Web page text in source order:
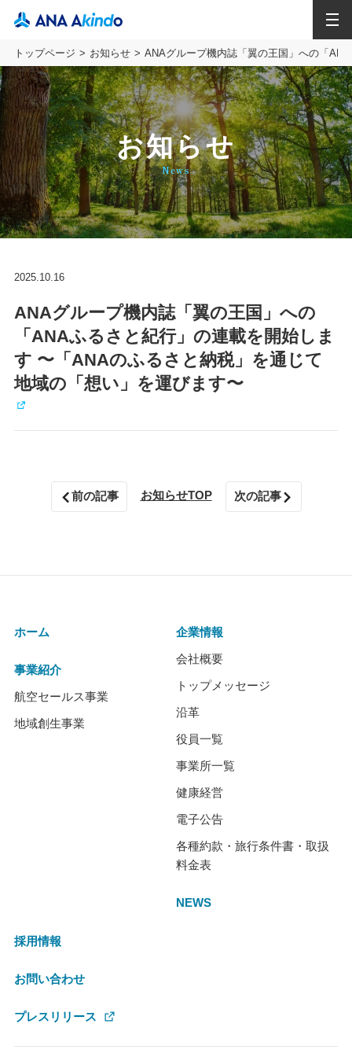
トップページ お知らせ ANAグループ機内誌「翼の王国」への「
お知らせ
News
2025.10.16
ANAグループ機内誌「翼の王国」への
「ANAふるさと紀行」の連載を開始しま
す 〜「ANAのふるさと納税」を通じて
地域の「想い」を運びます〜
前の記事 お知らせTOP 次の記事
ホーム
事業紹介
航空セールス事業
地域創生事業
企業情報
会社概要
トップメッセージ
沿革
役員一覧
事業所一覧
健康経営
電子公告
各種約款・旅行条件書・取扱
料金表
NEWS
採用情報
お問い合わせ
プレスリリース